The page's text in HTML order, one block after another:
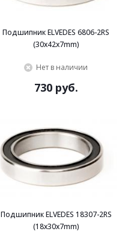
Подшипник ELVEDES 6806-2RS
(30x42x7mm)
Нет в наличии
730 руб.
Подшипник ELVEDES 18307-2RS
(18x30x7mm)